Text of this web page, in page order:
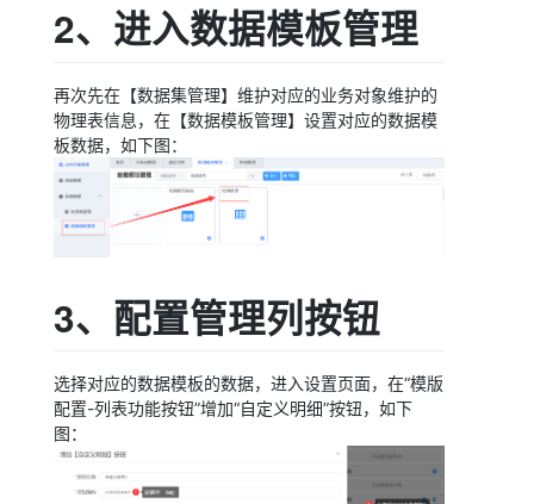
义明细按钮
表数据
2、进入数据模板管理
再次先在【数据集管理】维护对应的业务对象维护的
物理表信息，在【数据模板管理】设置对应的数据模
板数据，如下图：
3、配置管理列按钮
选择对应的数据模板的数据，进入设置页面，在“模版
配置-列表功能按钮”增加“自定义明细”按钮，如下
图：